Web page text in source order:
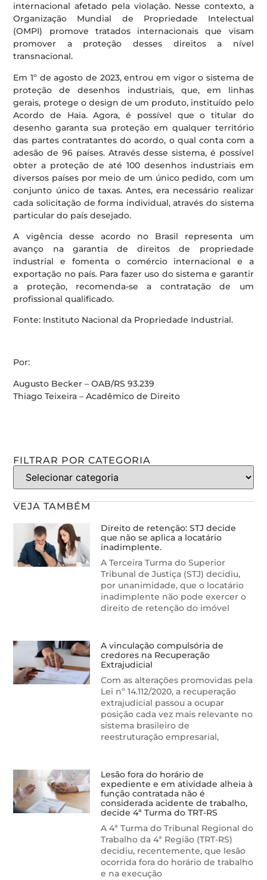
internacional afetado pela violação. Nesse contexto, a
Organização Mundial de Propriedade Intelectual
(OMPI) promove tratados internacionais que visam
promover a proteção desses direitos a nível
transnacional.
Em 1º de agosto de 2023, entrou em vigor o sistema de
proteção de desenhos industriais, que, em linhas
gerais, protege o design de um produto, instituído pelo
Acordo de Haia. Agora, é possível que o titular do
desenho garanta sua proteção em qualquer território
das partes contratantes do acordo, o qual conta com a
adesão de 96 países. Através desse sistema, é possível
obter a proteção de até 100 desenhos industriais em
diversos países por meio de um único pedido, com um
conjunto único de taxas. Antes, era necessário realizar
cada solicitação de forma individual, através do sistema
particular do país desejado.
A vigência desse acordo no Brasil representa um
avanço na garantia de direitos de propriedade
industrial e fomenta o comércio internacional e a
exportação no país. Para fazer uso do sistema e garantir
a proteção, recomenda-se a contratação de um
profissional qualificado.
Fonte: Instituto Nacional da Propriedade Industrial.
Por:
Augusto Becker – OAB/RS 93.239
Thiago Teixeira – Acadêmico de Direito
FILTRAR POR CATEGORIA
VEJA TAMBÉM
Direito de retenção: STJ decide
que não se aplica a locatário
inadimplente.
A Terceira Turma do Superior
Tribunal de Justiça (STJ) decidiu,
por unanimidade, que o locatário
inadimplente não pode exercer o
direito de retenção do imóvel
A vinculação compulsória de
credores na Recuperação
Extrajudicial
Com as alterações promovidas pela
Lei nº 14.112/2020, a recuperação
extrajudicial passou a ocupar
posição cada vez mais relevante no
sistema brasileiro de
reestruturação empresarial,
Lesão fora do horário de
expediente e em atividade alheia à
função contratada não é
considerada acidente de trabalho,
decide 4ª Turma do TRT-RS
A 4ª Turma do Tribunal Regional do
Trabalho da 4ª Região (TRT-RS)
decidiu, recentemente, que lesão
ocorrida fora do horário de trabalho
e na execução